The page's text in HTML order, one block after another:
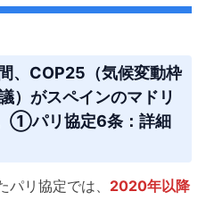
、COP25（気候変動枠
）がスペインのマドリ
①パリ協定6条：詳細
リ協定では、 2020年以降